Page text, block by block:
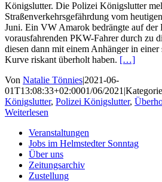
Königslutter. Die Polizei Königslutter
Straßenverkehrsgefährdung vom
Juni. Ein VW Amarok bedrängte auf
vorausfahrenden PKW-Fahrer durch zu
diesen dann mit einem Anhänger in einer
Kurve riskant überholt haben. […]
Von Natalie Tönnies|2021-06-
01T13:08:33+02:0001/06/2021|
Königslutter, Polizei Königslutter,
Weiterlesen
Veranstaltungen
Jobs im Helmstedter Sonntag
Über uns
Zeitungsarchiv
Zustellung